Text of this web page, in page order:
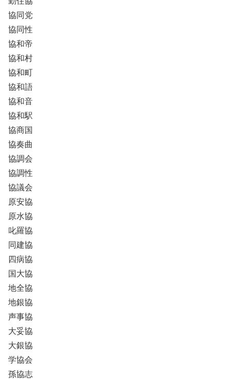
協同党
協同性
協和帝
協和村
協和町
協和語
協和音
協和駅
協商国
協奏曲
協調会
協調性
協議会
原安協
原水協
叱羅協
同建協
四病協
国大協
地全協
地銀協
声事協
大妥協
大銀協
学協会
孫協志